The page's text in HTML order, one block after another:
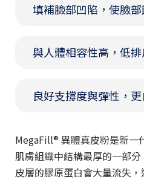
填補臉部凹陷，使臉
與人體相容性高，低
良好支撐度與彈性，
MegaFill® 異體真皮粉是新一
肌膚組織中結構最厚的一部
皮層的膠原蛋白會大量流失